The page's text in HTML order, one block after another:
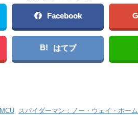
Facebook
B! はてブ
MCU スパイダーマン：ノー・ウェイ・ホーム